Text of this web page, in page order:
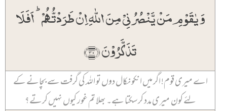
وَ یٰقَوۡمِ مَنۡ یَّنۡصُرُنِیۡ مِنَ اللّٰہِ اِنۡ طَرَدۡتُّہُمۡ ؕ اَفَلَا
تَذَکَّرُوۡنَ ﴿۳۰﴾
اے میری قوم! اگر میں انکو نکال دوں تو اللہ کی گرفت سے بچانے کے
لئے کون میری مدد کر سکتا ہے۔ بھلا تم غور کیوں نہیں کرتے؟